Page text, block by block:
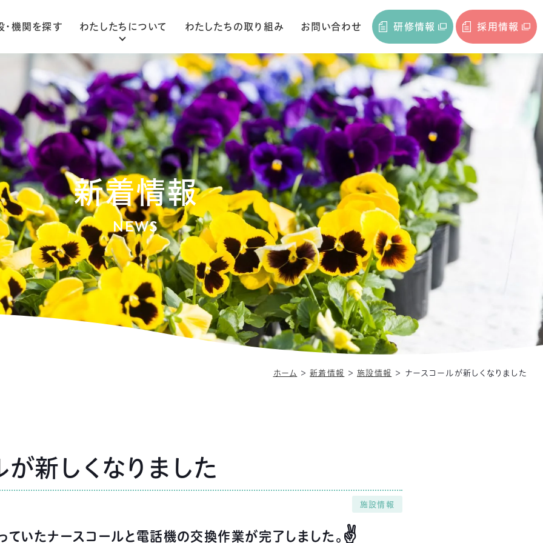
・機関を探す わたしたちについて
ごあいさつ
法人概要
組織図
わたしたちの取り組み お問い合わせ 研修情報 採用情報
新着情報
NEWS
ホーム ＞新着情報 ＞施設情報 ＞ ナースコールが新しくなりました
新しくなりました
施設情報
いたナースコールと電話機の交換作業が完了しました。 ✌